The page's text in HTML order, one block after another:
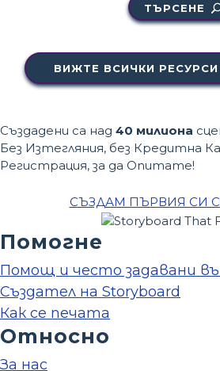
ТЪРСЕНЕ
ВИЖТЕ ВСИЧКИ РЕСУРСИ
Създадени са над 40 милиона
Без Изтегляния, без Кредитна
Регистрация, за да Опитате!
СЪЗДАМ ПЪРВИЯ СИ
Помогне
Помощ и често задавани
Създател на Storyboard
Как се печата
Относно
За нас